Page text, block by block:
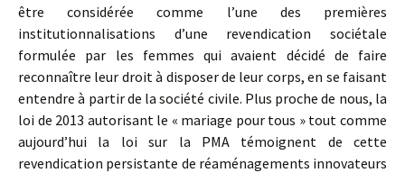
être considérée comme l’une des premières
institutionnalisations d’une revendication sociétale
formulée par les femmes qui avaient décidé de faire
reconnaître leur droit à disposer de leur corps, en se faisant
entendre à partir de la société civile. Plus proche de nous, la
loi de 2013 autorisant le « mariage pour tous » tout comme
aujourd’hui la loi sur la PMA témoignent de cette
revendication persistante de réaménagements innovateurs